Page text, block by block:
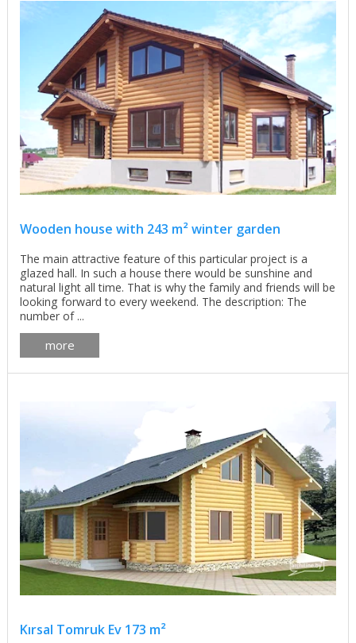
Wooden house with 243 m² winter garden
The main attractive feature of this particular project is a
glazed hall. In such a house there would be sunshine and
natural light all time. That is why the family and friends will be
looking forward to every weekend. The description: The
number of ...
more
Kırsal Tomruk Ev 173 m²